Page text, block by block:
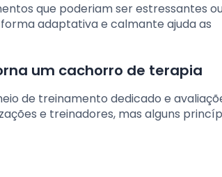
que poderiam ser estressantes
adaptativa e calmante ajuda as
um cachorro de terapia
de treinamento dedicado e
e treinadores, mas alguns